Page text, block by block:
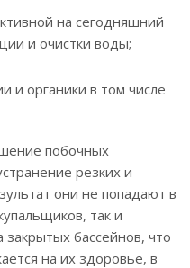
на сегодняшний
и очистки воды;
и органики в том числе
побочных
резких и
они не попадают в
так и
бассейнов, что
на их здоровье, в